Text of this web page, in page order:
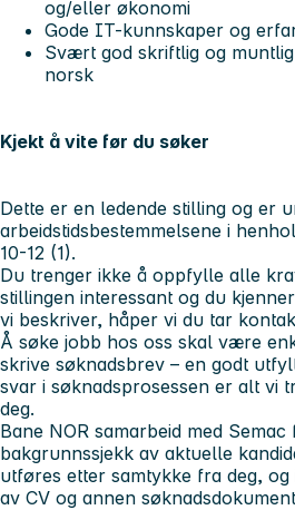
og/eller økonomi
Gode IT-kunnskaper og
Svært god skriftlig og
norsk
Kjekt å vite før du søker
Dette er en ledende stilling og er
arbeidstidsbestemmelsene i
10-12 (1).
Du trenger ikke å oppfylle alle
stillingen interessant og du
vi beskriver, håper vi du tar
Å søke jobb hos oss skal være
skrive søknadsbrev – en godt
svar i søknadsprosessen er alt vi
deg.
Bane NOR samarbeid med
bakgrunnssjekk av aktuelle
utføres etter samtykke fra deg,
av CV og annen